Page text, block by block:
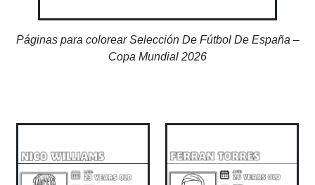
Páginas para colorear Selección De Fútbol De España –
Copa Mundial 2026